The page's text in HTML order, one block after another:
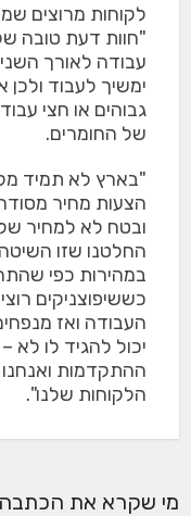
לקוחות מרוצים
"חוות דעת טובה
עבודה לאורך
ימשיך לעבוד
גבוהים או חצי
של החומרים.
"בארץ לא תמיד
הצעות מחיר
ובטח לא למחיר
החלטנו שזו
במהירות כפי
כששיפוצניקים
העבודה ואז
יכול להגיד לו לא
ההתקדמות
הלקוחות שלנו".
מי שקרא את הכתבה